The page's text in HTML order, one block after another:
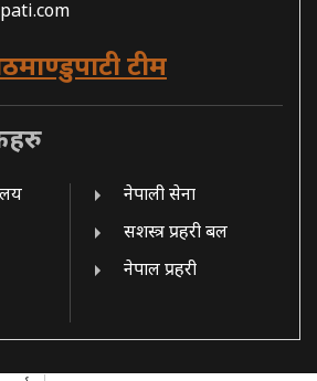
टीम
नेपाली सेना
सशस्त्र प्रहरी बल
नेपाल प्रहरी